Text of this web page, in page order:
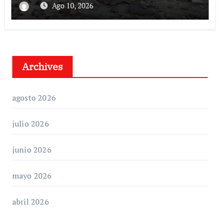
Ago 10, 2026
Archives
agosto 2026
julio 2026
junio 2026
mayo 2026
abril 2026